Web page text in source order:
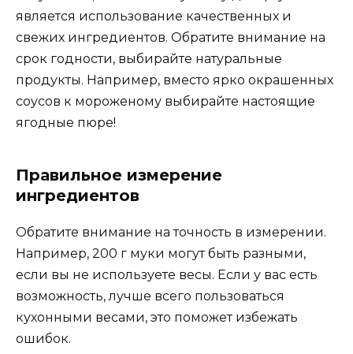
является использование качественных и
свежих ингредиентов. Обратите внимание на
срок годности, выбирайте натуральные
продукты. Например, вместо ярко окрашенных
соусов к мороженому выбирайте настоящие
ягодные пюре!
Правильное измерение
ингредиентов
Обратите внимание на точность в измерении.
Например, 200 г муки могут быть разными,
если вы не используете весы. Если у вас есть
возможность, лучше всего пользоваться
кухонными весами, это поможет избежать
ошибок.